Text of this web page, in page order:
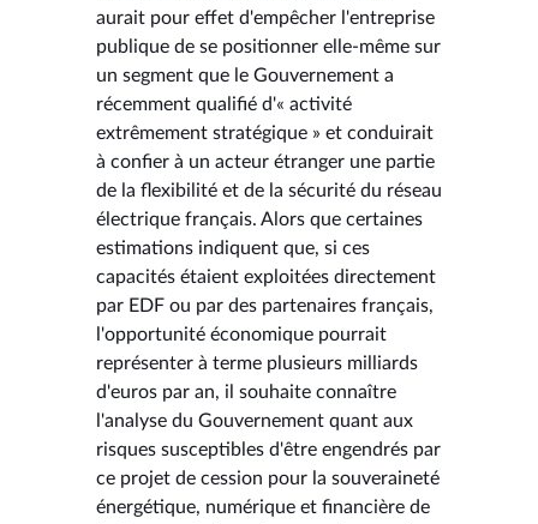
aurait pour effet d'empêcher l'entreprise
publique de se positionner elle-même sur
un segment que le Gouvernement a
récemment qualifié d'« activité
extrêmement stratégique » et conduirait
à confier à un acteur étranger une partie
de la flexibilité et de la sécurité du réseau
électrique français. Alors que certaines
estimations indiquent que, si ces
capacités étaient exploitées directement
par EDF ou par des partenaires français,
l'opportunité économique pourrait
représenter à terme plusieurs milliards
d'euros par an, il souhaite connaître
l'analyse du Gouvernement quant aux
risques susceptibles d'être engendrés par
ce projet de cession pour la souveraineté
énergétique, numérique et financière de